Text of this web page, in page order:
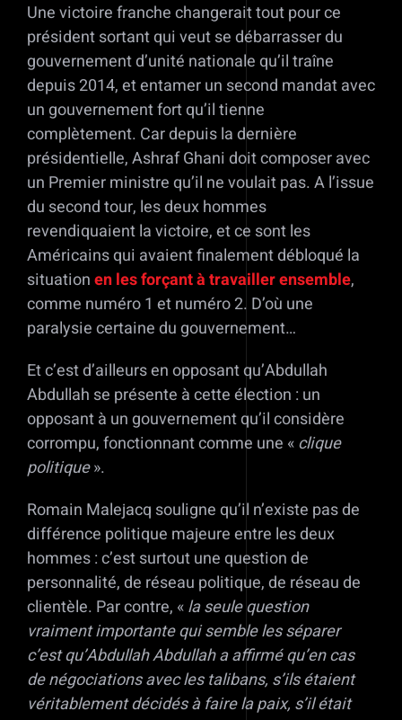
Une victoire franche changerait tout pour ce
président sortant qui veut se débarrasser du
gouvernement d’unité nationale qu’il traîne
depuis 2014, et entamer un second mandat avec
un gouvernement fort qu’il tienne
complètement. Car depuis la dernière
présidentielle, Ashraf Ghani doit composer avec
un Premier ministre qu’il ne voulait pas. A l’issue
du second tour, les deux hommes
revendiquaient la victoire, et ce sont les
Américains qui avaient finalement débloqué la
situationen les forçant à travailler ensemble,
comme numéro 1 et numéro 2. D’où une
paralysie certaine du gouvernement…
Et c’est d’ailleurs en opposant qu’Abdullah
Abdullah se présente à cette élection : un
opposant à un gouvernement qu’il considère
corrompu, fonctionnant comme une «clique
politique».
Romain Malejacq souligne qu’il n’existe pas de
différence politique majeure entre les deux
hommes : c’est surtout une question de
personnalité, de réseau politique, de réseau de
clientèle. Par contre, «la seule question
vraiment importante qui semble les séparer
c’est qu’Abdullah Abdullah a affirmé qu’en cas
de négociations avec les talibans, s’ils étaient
véritablement décidés à faire la paix, s’il était